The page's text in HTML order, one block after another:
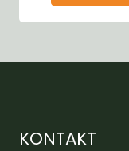
KONTAKT